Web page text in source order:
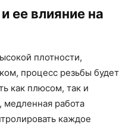
ее влияние на
плотности,
процесс резьбы будет
как плюсом, так и
работа
каждое